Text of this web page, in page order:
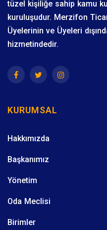
tüzel kişiliğe sahip kamu
kuruluşudur. Merzifon
Üyelerinin ve Üyeleri
hizmetindedir.
KURUMSAL
Hakkımızda
Başkanımız
Yönetim
Oda Meclisi
Birimler